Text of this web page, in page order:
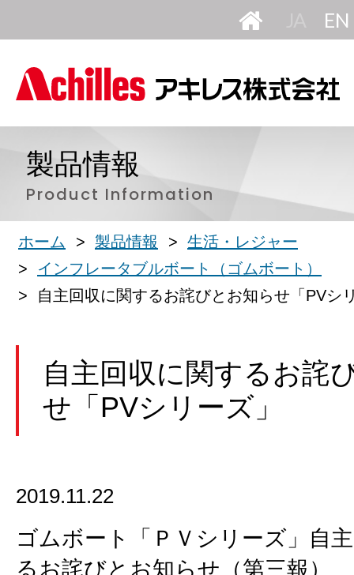
本
製品情報
Product Information
ホーム 製品情報
生活・レジャー
インフレータブルボート（ゴムボート）
自主回収に関するお詫びとお知らせ「PVシ
自主回収に関するお詫
せ「PVシリーズ」
2019.11.22
ゴムボート「ＰＶシリーズ」自
るお詫びとお知らせ（第三報）